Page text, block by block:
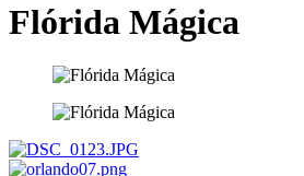
Flórida Mágica